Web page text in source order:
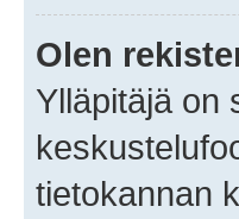
Olen
Ylläpitäjä on
tietokannan